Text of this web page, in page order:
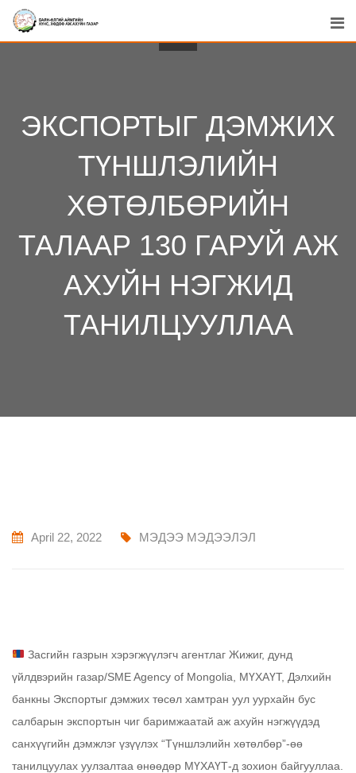
Skip
ЭКСПОРТЫГ ДЭМЖИХ
ТҮНШЛЭЛИЙН
ХӨТӨЛБӨРИЙН
ТАЛААР 130 ГАРУЙ АЖ
АХУЙН НЭГЖИД
ТАНИЛЦУУЛЛАА
April 22, 2022 МЭДЭЭ МЭДЭЭЛЭЛ
Засгийн газрын хэрэгжүүлэгч агентлаг Жижиг, дунд
үйлдвэрийн газар/SME Agency of Mongolia, МҮХАҮТ, Дэлхийн
банкны Экспортыг дэмжих төсөл хамтран уул уурхайн бус
салбарын экспортын чиг баримжаатай аж ахуйн нэгжүүдэд
санхүүгийн дэмжлэг үзүүлэх “Түншлэлийн хөтөлбөр”-өө
танилцуулах уулзалтаа өнөөдөр МҮХАҮТ-д зохион байгууллаа.